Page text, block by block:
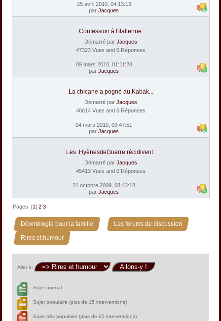
25 avril 2010, 04:13:13
par Jacques
Confession à l'italienne.
Démarré par Jacques
47323 Vues and 0 Réponses
09 mars 2010, 01:11:28
par Jacques
La chicane a pogné au Kabak...
Démarré par Jacques
46614 Vues and 0 Réponses
04 mars 2010, 09:47:51
par Jacques
Les .HyènesdeGuerre récidivent :
Démarré par Jacques
45413 Vues and 0 Réponses
21 octobre 2009, 08:43:18
par Jacques
Pages: [1]2 3
Déontologie pour la famille » Les forums de discussion »
Rires et humour
Aller à:
Sujet normal
Sujet populaire (plus de 15 interventions)
Sujet très populaire (plus de 25 interventions)